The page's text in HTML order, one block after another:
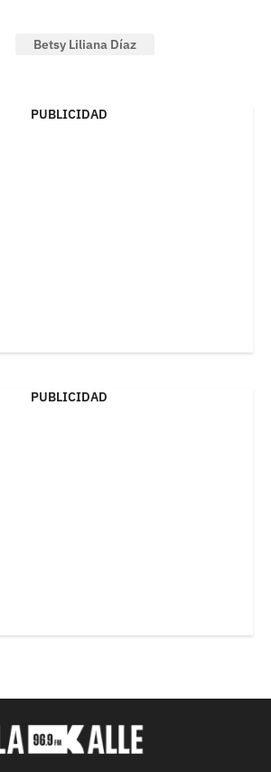
Betsy Liliana Díaz
PUBLICIDAD
PUBLICIDAD